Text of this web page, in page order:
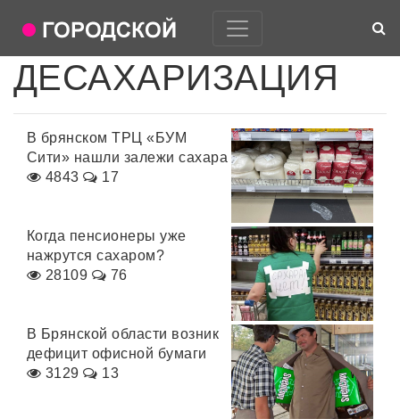
ДЕСАХАРИЗАЦИЯ
В брянском ТРЦ «БУМ
Сити» нашли залежи сахара
4843
17
Когда пенсионеры уже
нажрутся сахаром?
28109
76
В Брянской области возник
дефицит офисной бумаги
3129
13